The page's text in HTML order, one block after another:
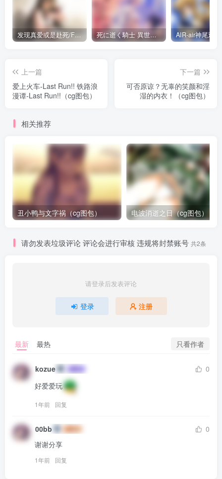
发现真爱或是赴死/Find Love or Die Trying（PC端） 死に逝く騎士 異世界に響く断末魔 /死馆2（安卓直装＋KRKR＋PC端）
上一篇
爱上火车-Last Run!! 铁路浪
漫谭-Last Run!!（cg图包）
下一篇
可否原谅？无辜的笑颜和淫
湿的内衣！（cg图包）
相关推荐
丑小鸭与文字祸（cg图包） 电波消逝之日（cg图包）
请勿发表垃圾评论 评论会进行审核 违规将封禁账号 共2条
请登录后发表评论
登录 注册
最新 最热 只看作者
kozue
0
好爱爱玩
1年前 回复
00bb
0
谢谢分享
1年前 回复